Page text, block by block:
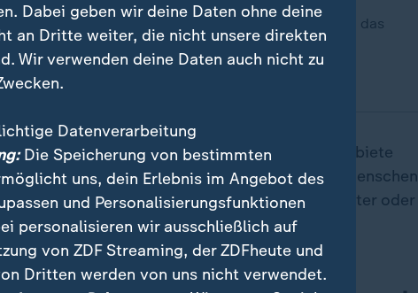
Social-Media-Verbot für unter 16-Jährige ein. Was das
sinnvoll wäre, diskutiert ZDFheute live.
die Meinung, es sei falsch zu sagen, man verbiete
nur noch "Menschen über 27 Jahren". Junge Menschen
- etwa auf den Handys ihrer älteren Geschwister oder
gar nicht mehr kontrolliert.
Dabei geben wir deine Daten ohne deine
an Dritte weiter, die nicht unsere direkten
Wir verwenden deine Daten auch nicht zu
Datenverarbeitung
Die Speicherung von bestimmten
uns, dein Erlebnis im Angebot des
und Personalisierungsfunktionen
personalisieren wir ausschließlich auf
von ZDF Streaming, der ZDFheute und
Dritten werden von uns nicht verwendet.